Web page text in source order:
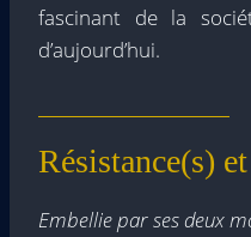
fascinant de la
d’aujourd’hui.
Résistance(s)
Embellie par ses deux